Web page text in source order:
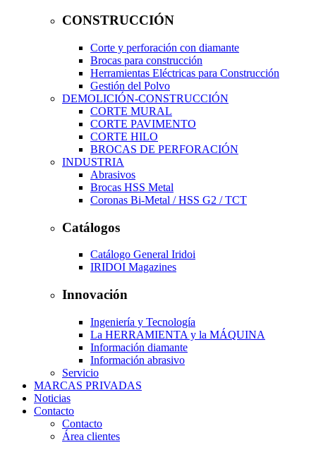
CONSTRUCCIÓN
Corte y perforación con diamante
Brocas para construcción
Herramientas Eléctricas para Construcción
Gestión del Polvo
DEMOLICIÓN-CONSTRUCCIÓN
CORTE MURAL
CORTE PAVIMENTO
CORTE HILO
BROCAS DE PERFORACIÓN
INDUSTRIA
Abrasivos
Brocas HSS Metal
Coronas Bi-Metal / HSS G2 / TCT
Catálogos
Catálogo General Iridoi
IRIDOI Magazines
Innovación
Ingeniería y Tecnología
La HERRAMIENTA y la MÁQUINA
Información diamante
Información abrasivo
Servicio
MARCAS PRIVADAS
Noticias
Contacto
Contacto
Área clientes